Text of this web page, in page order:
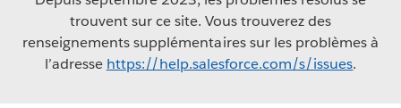
trouvent sur ce site. Vous trouverez des
renseignements supplémentaires sur les problèmes à
l’adresse https://help.salesforce.com/s/issues.